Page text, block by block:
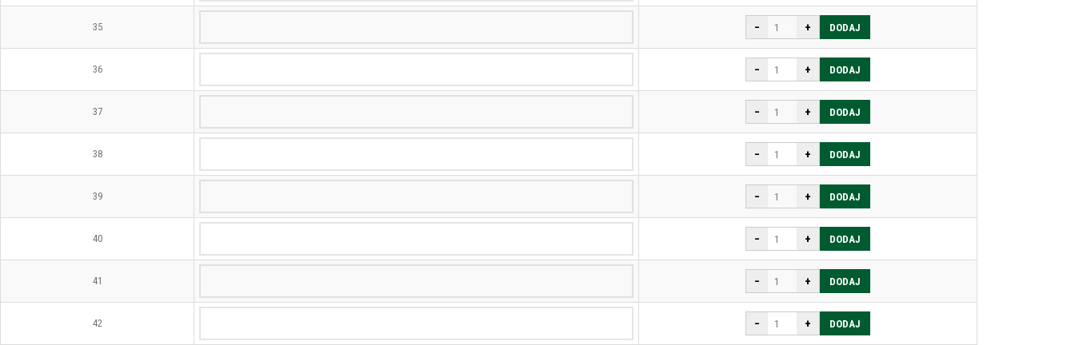
35 − + DODAJ
36 − + DODAJ
37 − + DODAJ
38 − + DODAJ
39 − + DODAJ
40 − + DODAJ
41 − + DODAJ
42 − + DODAJ